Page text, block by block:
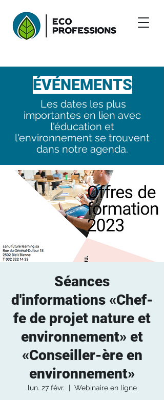
ÉVÉNEMENTS
Les dates les plus
importantes en lien avec
l'éducation et
l'environnement se trouvent
dans notre agenda.
Séances
d'informations «Chef-
fe de projet nature et
environnement» et
«Conseiller-ère en
environnement»
lun. 27 févr.
  |
Webinaire en ligne